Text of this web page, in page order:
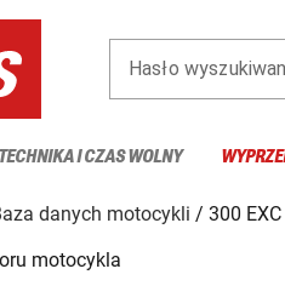
Hasło
TECHNIKA I CZAS WOLNY
danych motocykli
300 EXC
motocykla